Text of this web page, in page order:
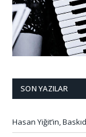
SON YAZILAR
Hasan Yiğit’in,